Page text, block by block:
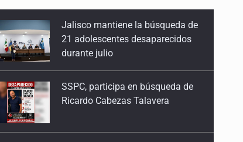
12 de Mayo de 2026
vez la fallida apuesta por gastar
5 de Mayo de 2026
la insegura
28 de Abril de 2026
SSPC, participa en búsqueda de
Ricardo Cabezas Talavera
Congreso, de vacación y con
varios pendientes